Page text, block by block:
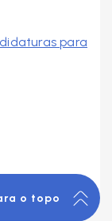
para
o topo